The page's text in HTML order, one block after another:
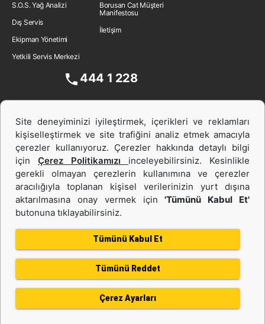
S.O.S. Yağ Analizi
Dış Servis
Ekipman Yönetimi
Yetkili Servis Merkezi
Borusan Cat Müşteri
Manifestosu
İletişim
444 1 228
İş Makinası ve Güç Sistemleri
İkinci el ve Kiralama
Gizlilik Politikası
Kullanım Şartları
Çerez politikası
Bilgi Toplumu Hizmeti
Kişisel Verilerin Korunması
Site deneyiminizi iyileştirmek, içerikleri ve reklamları
kişiselleştirmek ve site trafiğini analiz etmek amacıyla
çerezler kullanıyoruz. Çerezler hakkında detaylı bilgi
için Çerez Politikamızı inceleyebilirsiniz. Kesinlikle
gerekli olmayan çerezlerin kullanımına ve çerezler
aracılığıyla toplanan kişisel verilerinizin yurt dışına
aktarılmasına onay vermek için'Tümünü Kabul Et'
butonuna tıklayabilirsiniz.
Tümünü Kabul Et
Tümünü Reddet
Çerez Ayarları